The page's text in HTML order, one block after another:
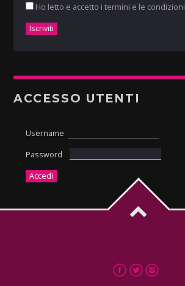
Ho letto e accetto i termini e le condizioni
ACCESSO UTENTI
Username
Password